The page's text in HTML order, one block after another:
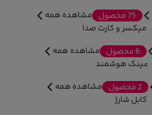
75 محصول
مشاهده همه
میکسر و کارت صدا
6 محصول
مشاهده همه
عینک هوشمند
2 محصول
مشاهده همه
کابل شارژ